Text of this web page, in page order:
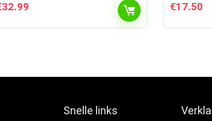
32.99 €17.50
Snelle links